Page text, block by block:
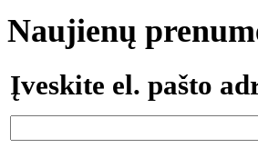
Naujienų
Įveskite el. pašto